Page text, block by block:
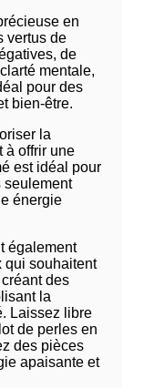
en
vertus de
de
mentale,
pour des
bien-être.
la
à offrir une
est idéal pour
seulement
énergie
également
qui souhaitent
des
la
Laissez libre
de perles en
des pièces
apaisante et